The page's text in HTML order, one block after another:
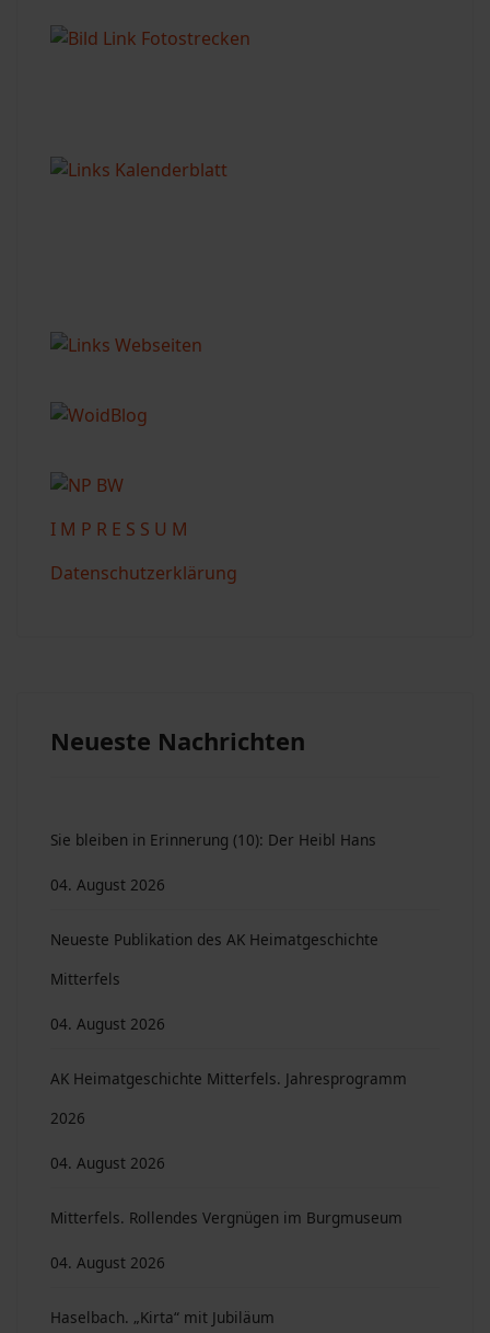
I M P R E S S U M
Datenschutzerklärung
Neueste Nachrichten
Sie bleiben in Erinnerung (10): Der Heibl Hans
04. August 2026
Neueste Publikation des AK Heimatgeschichte
Mitterfels
04. August 2026
AK Heimatgeschichte Mitterfels. Jahresprogramm
2026
04. August 2026
Mitterfels. Rollendes Vergnügen im Burgmuseum
04. August 2026
Haselbach. „Kirta“ mit Jubiläum